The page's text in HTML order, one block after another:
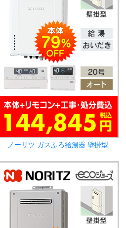
ノーリツ ガスふろ給湯器 壁掛型